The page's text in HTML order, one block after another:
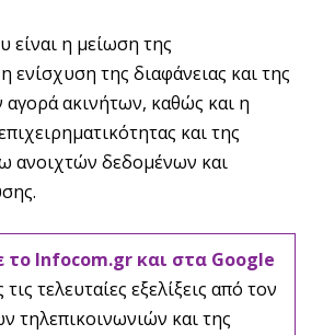
είναι η μείωση της
ενίσχυση της διαφάνειας και της
αγορά ακινήτων, καθώς και η
και της
ανοιχτών δεδομένων και
το Infocom.gr και στα Google
τις τελευταίες εξελίξεις από τον
τηλεπικοινωνιών και της